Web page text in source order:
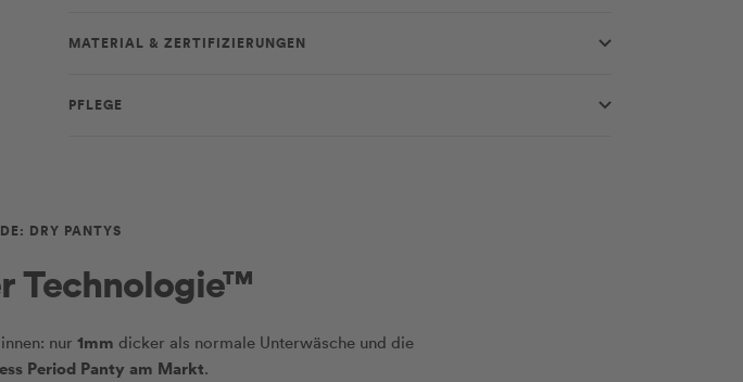
MATERIAL & ZERTIFIZIERUNGEN
PFLEGE
DRY PANTYS
Technologie™
nur 1mm dicker als normale Unterwäsche und die
Period Panty am Markt.